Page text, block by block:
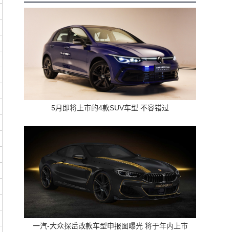
5月即将上市的4款SUV车型 不容错过
一汽-大众探岳改款车型申报图曝光 将于年内上市